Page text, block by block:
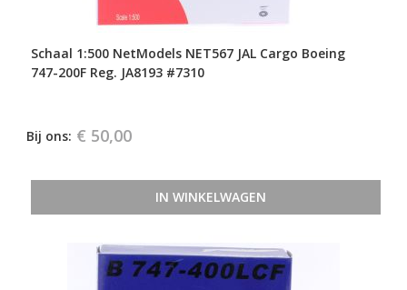
Schaal 1:500 NetModels NET567 JAL Cargo Boeing
747-200F Reg. JA8193 #7310
Bij ons: € 50,00
IN WINKELWAGEN